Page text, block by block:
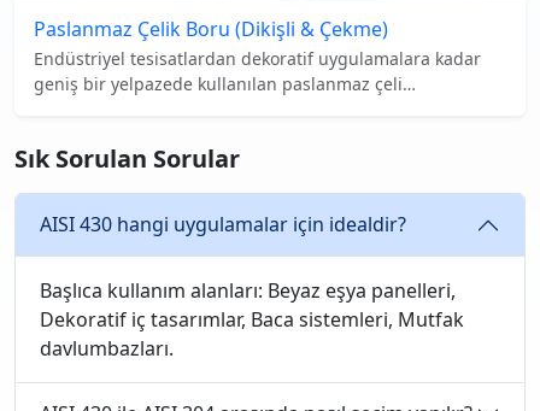
Paslanmaz Çelik Boru (Dikişli & Çekme)
Endüstriyel tesisatlardan dekoratif uygulamalara kadar
geniş bir yelpazede kullanılan paslanmaz çeli…
Sık Sorulan Sorular
AISI 430 hangi uygulamalar için idealdir?
Başlıca kullanım alanları: Beyaz eşya panelleri,
Dekoratif iç tasarımlar, Baca sistemleri, Mutfak
davlumbazları.